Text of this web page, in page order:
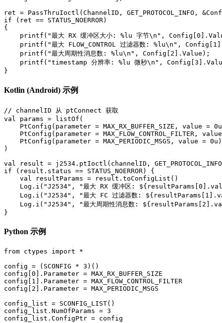
ret = PassThruIoctl(ChannelID, GET_PROTOCOL_INFO,
if (ret == STATUS_NOERROR)
{
printf("最大 RX 缓冲区大小: %lu 字节\n",
printf("最大 FLOW_CONTROL 过滤器数: %lu\n",
    printf("最大周期性消息数: %lu\n", Config[2].Value);
printf("timestamp 分辨率: %lu 微秒\n",
}
Kotlin (Android) 示例
// channelID 从 ptConnect 获取
val params = listOf(
PtConfig(parameter = MAX_RX_BUFFER_SIZE, value =
PtConfig(parameter = MAX_FLOW_CONTROL_FILTER,
    PtConfig(parameter = MAX_PERIODIC_MSGS, value = 0u)
)
val result = j2534.ptIoctl(channelID,
if (result.status == STATUS_NOERROR) {
    val resultParams = result.toConfigList()
Log.i("J2534", "最大 RX 缓冲区:
Log.i("J2534", "最大 FC 过滤器数:
Log.i("J2534", "最大周期性消息数:
}
Python 示例
from ctypes import *
config = (SCONFIG * 3)()
config[0].Parameter = MAX_RX_BUFFER_SIZE
config[1].Parameter = MAX_FLOW_CONTROL_FILTER
config[2].Parameter = MAX_PERIODIC_MSGS
config_list = SCONFIG_LIST()
config_list.NumOfParams = 3
config_list.ConfigPtr = config